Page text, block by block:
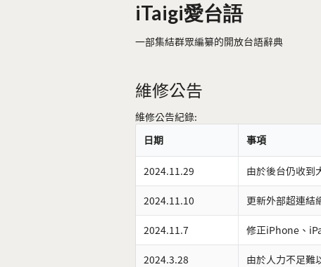
iTaigi愛台語
一部集結群眾編纂的開放台語辭典
維修公告
維修公告紀錄:
日期
事項
2024.11.29 由於後台仍收到
2024.11.10 更新外部超連結
2024.11.7 修正iPhone、
2024.3.28 由於人力不足難